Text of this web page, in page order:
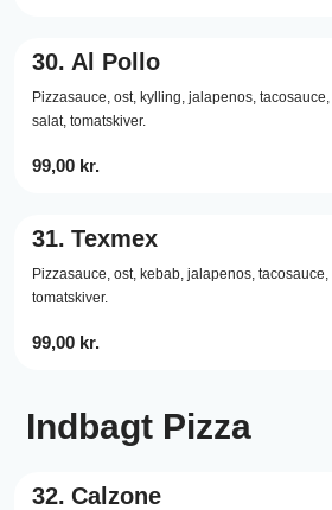
30. Al Pollo
Pizzasauce, ost, kylling, jalapenos, tacosauce,
salat, tomatskiver.
99,00 kr.
31. Texmex
Pizzasauce, ost, kebab, jalapenos, tacosauce,
tomatskiver.
99,00 kr.
Indbagt Pizza
32. Calzone